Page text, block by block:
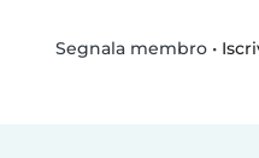
Segnala membro•